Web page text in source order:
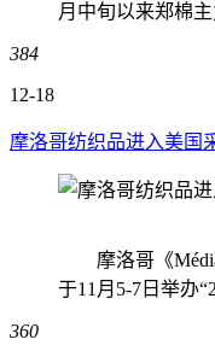
月中旬以来郑棉
384
12-18
摩洛哥纺织品进入美国
摩洛哥《
于11月5-7日举办
360